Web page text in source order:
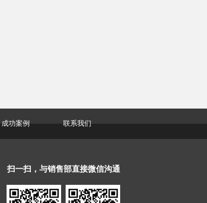
成功案例 联系我们
扫一扫，与销售部直接微信沟通